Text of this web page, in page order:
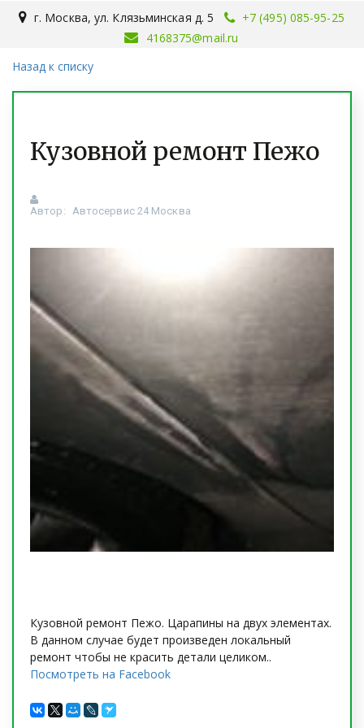
г. Москва,ул. Клязьминская д. 5
+7 (495) 085-95-25
4168375@mail.ru
Назад к списку
Кузовной ремонт Пежо
Автор: Автосервис 24 Москва
Кузовной ремонт Пежо. Царапины на двух элементах.
В данном случае будет произведен локальный
ремонт чтобы не красить детали целиком..
Посмотреть на Facebook